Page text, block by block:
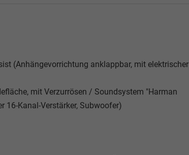
(Anhängevorrichtung anklappbar, mit elektrischer
mit Verzurrösen / Soundsystem "Harman
16-Kanal-Verstärker, Subwoofer)